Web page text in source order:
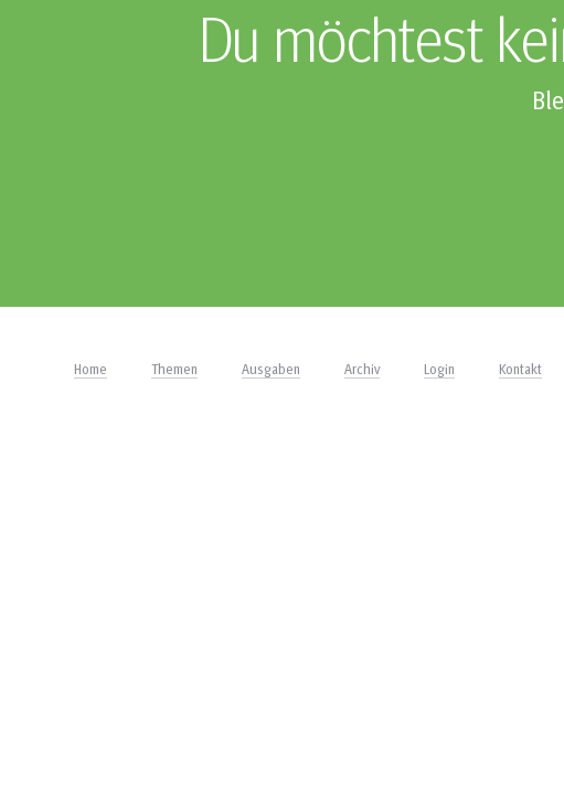
Du möchtest
Home Themen Ausgaben Archiv Login Kontakt